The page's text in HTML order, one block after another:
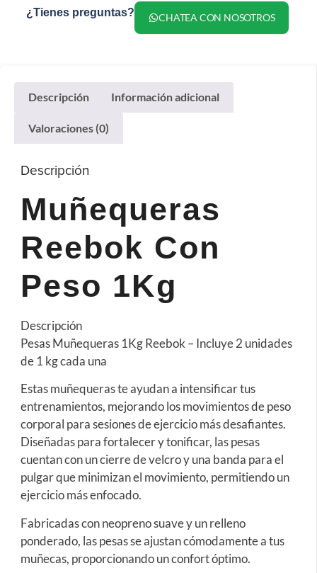
¿Tienes preguntas? CHATEA CON NOSOTROS
Descripción Información adicional
Valoraciones (0)
Descripción
Muñequeras
Reebok Con
Peso 1Kg
Descripción
Pesas Muñequeras 1Kg Reebok – Incluye 2 unidades
de 1 kg cada una
Estas muñequeras te ayudan a intensificar tus
entrenamientos, mejorando los movimientos de peso
corporal para sesiones de ejercicio más desafiantes.
Diseñadas para fortalecer y tonificar, las pesas
cuentan con un cierre de velcro y una banda para el
pulgar que minimizan el movimiento, permitiendo un
ejercicio más enfocado.
Fabricadas con neopreno suave y un relleno
ponderado, las pesas se ajustan cómodamente a tus
muñecas, proporcionando un confort óptimo.